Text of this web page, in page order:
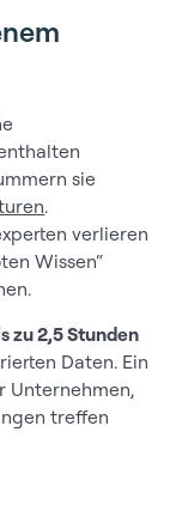
sie
.
verlieren
Wissen“
zu 2,5 Stunden
Daten. Ein
Unternehmen,
treffen